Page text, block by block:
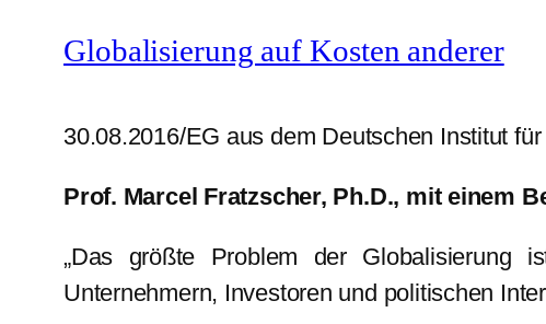
Globalisierung auf Kosten anderer
30.08.2016/EG aus dem Deutschen Institut
Prof. Marcel Fratzscher, Ph.D., mit einem
„Das größte Problem der Globalisierung
Unternehmern, Investoren und politischen